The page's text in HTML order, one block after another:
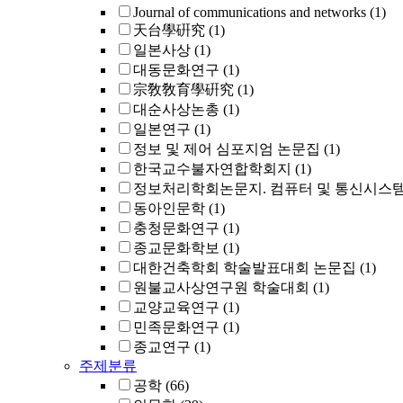
Journal of communications and networks (1)
天台學硏究 (1)
일본사상 (1)
대동문화연구 (1)
宗敎敎育學硏究 (1)
대순사상논총 (1)
일본연구 (1)
정보 및 제어 심포지엄 논문집 (1)
한국교수불자연합학회지 (1)
정보처리학회논문지. 컴퓨터 및 통신시스
동아인문학 (1)
충청문화연구 (1)
종교문화학보 (1)
대한건축학회 학술발표대회 논문집 (1)
원불교사상연구원 학술대회 (1)
교양교육연구 (1)
민족문화연구 (1)
종교연구 (1)
주제분류
공학 (66)